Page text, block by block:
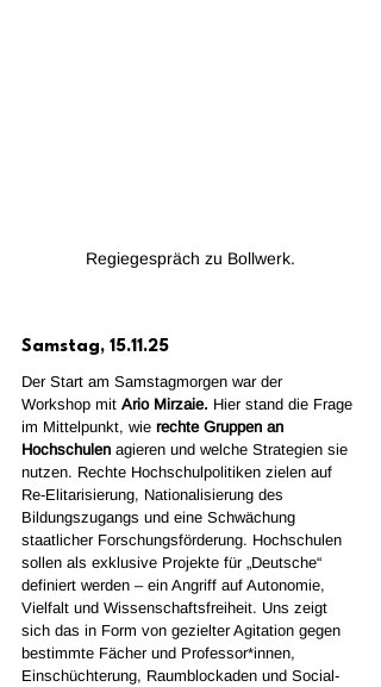
Regiegespräch zu Bollwerk.
Samstag, 15.11.25
Der Start am Samstagmorgen war der
Workshop mit Ario Mirzaie. Hier stand die Frage
im Mittelpunkt, wie rechte Gruppen an
Hochschulen agieren und welche Strategien sie
nutzen. Rechte Hochschulpolitiken zielen auf
Re-Elitarisierung, Nationalisierung des
Bildungszugangs und eine Schwächung
staatlicher Forschungsförderung. Hochschulen
sollen als exklusive Projekte für „Deutsche“
definiert werden – ein Angriff auf Autonomie,
Vielfalt und Wissenschaftsfreiheit. Uns zeigt
sich das in Form von gezielter Agitation gegen
bestimmte Fächer und Professor*innen,
Einschüchterung, Raumblockaden und Social-